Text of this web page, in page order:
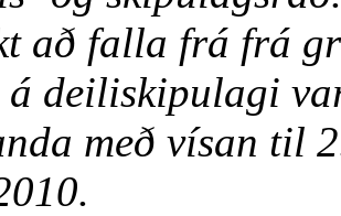
að falla frá frá
deiliskipulagi
með vísan til